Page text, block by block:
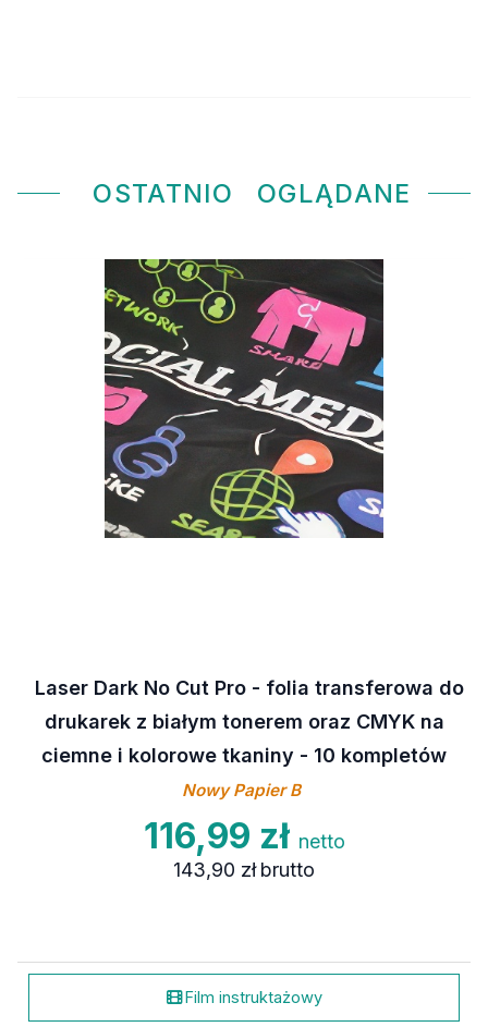
OSTATNIO OGLĄDANE
Laser Dark No Cut Pro - folia transferowa do
drukarek z białym tonerem oraz CMYK na
ciemne i kolorowe tkaniny - 10 kompletów
Nowy Papier B
116,99 zł netto
143,90 zł brutto
Film instruktażowy